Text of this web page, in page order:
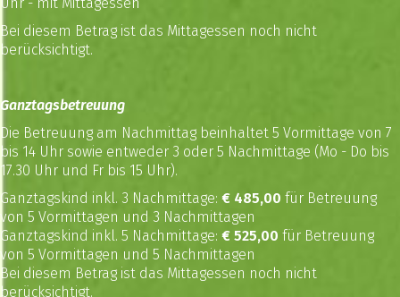
Bei diesem Betrag ist das Mittagessen noch nicht
berücksichtigt.
Ganztagsbetreuung
Die Betreuung am Nachmittag beinhaltet 5 Vormittage von 7
bis 14 Uhr sowie entweder 3 oder 5 Nachmittage (Mo - Do bis
17.30 Uhr und Fr bis 15 Uhr).
Ganztagskind inkl. 3 Nachmittage: € 485,00 für Betreuung
von 5 Vormittagen und 3 Nachmittagen
Ganztagskind inkl. 5 Nachmittage: € 525,00 für Betreuung
von 5 Vormittagen und 5 Nachmittagen
Bei diesem Betrag ist das Mittagessen noch nicht
berücksichtigt.